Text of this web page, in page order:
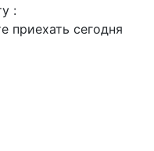
:
приехать сегодня